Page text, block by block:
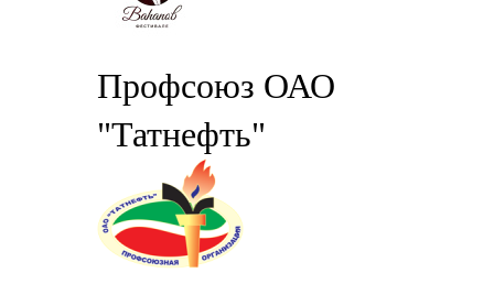
Профсоюз ОАО
"Татнефть"